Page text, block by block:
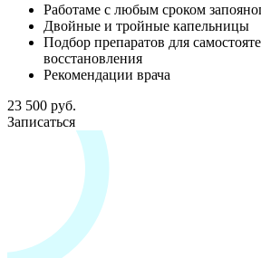
Работаме с любым сроком
Двойные и тройные капельницы
Подбор препаратов для
восстановления
Рекомендации врача
23 500 руб.
Записаться